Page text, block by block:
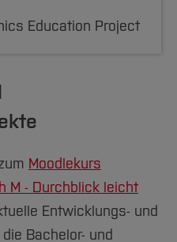
Education Project
Moodlekurs
M - Durchblick leicht
Entwicklungs- und
Bachelor- und